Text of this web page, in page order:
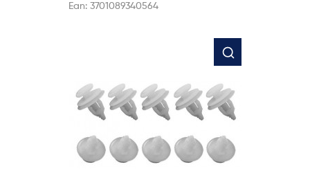
Ean: 3701089340564